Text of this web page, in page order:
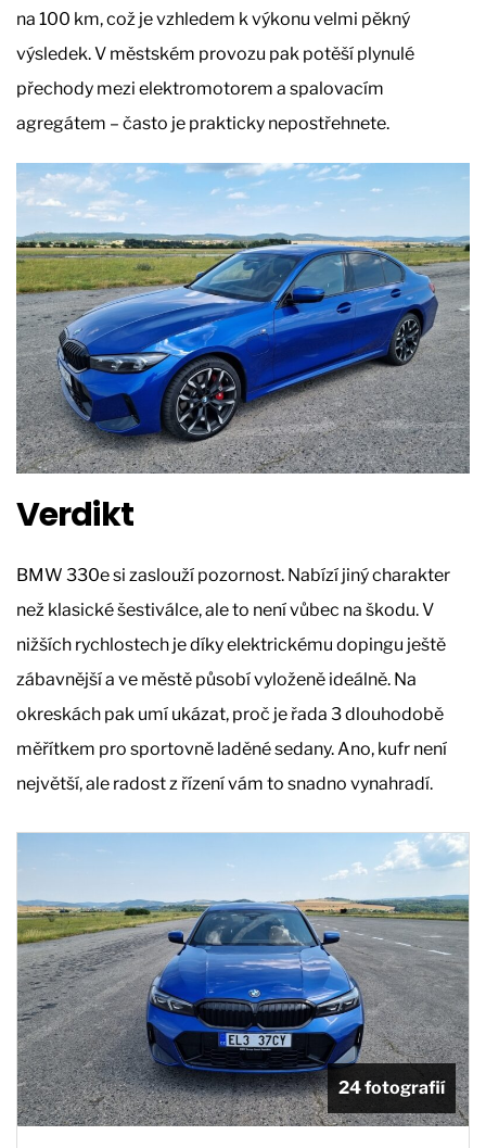
na 100 km, což je vzhledem k výkonu velmi pěkný
výsledek. V městském provozu pak potěší plynulé
přechody mezi elektromotorem a spalovacím
agregátem – často je prakticky nepostřehnete.
Verdikt
BMW 330e si zaslouží pozornost. Nabízí jiný charakter
než klasické šestiválce, ale to není vůbec na škodu. V
nižších rychlostech je díky elektrickému dopingu ještě
zábavnější a ve městě působí vyloženě ideálně. Na
okreskách pak umí ukázat, proč je řada 3 dlouhodobě
měřítkem pro sportovně laděné sedany. Ano, kufr není
největší, ale radost z řízení vám to snadno vynahradí.
24 fotografií